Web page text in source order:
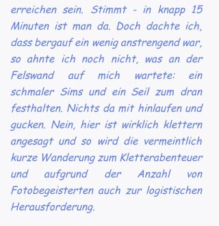
erreichen sein. Stimmt - in knapp 15
Minuten ist man da. Doch dachte ich,
dass bergauf ein wenig anstrengend war,
so ahnte ich noch nicht, was an der
Felswand auf mich wartete: ein
schmaler Sims und ein Seil zum dran
festhalten. Nichts da mit hinlaufen und
gucken. Nein, hier ist wirklich klettern
angesagt und so wird die vermeintlich
kurze Wanderung zum Kletterabenteuer
und aufgrund der Anzahl von
Fotobegeisterten auch zur logistischen
Herausforderung.